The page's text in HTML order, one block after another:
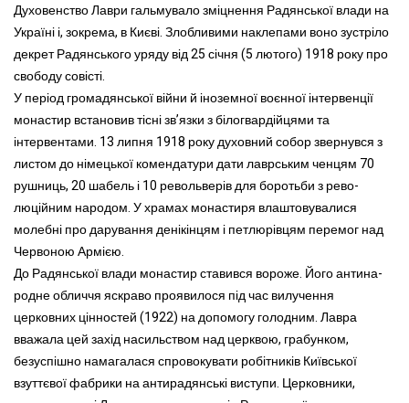
Духовенство Лаври гальмувало зміцнення Радянської влади на
Україні і, зокрема, в Києві. Злобливими наклепами воно зустріло
декрет Радянського уряду від 25 січня (5 лютого) 1918 року про
свободу совісті.
У період громадянської війни й іноземної воєнної інтервенції
монастир встановив тісні зв’язки з білогвардійцями та
інтервентами. 13 липня 1918 року духовний собор звернувся з
листом до німецької комендатури дати лаврським ченцям 70
рушниць, 20 шабель і 10 револьверів для боротьби з рево-
люційним народом. У храмах монастиря влаштовувалися
молебні про дарування денікінцям і петлюрівцям перемог над
Червоною Армією.
До Радянської влади монастир ставився вороже. Його антина-
родне обличчя яскраво проявилося під час вилучення
церковних цінностей (1922) на допомогу голодним. Лавра
вважала цей захід насильством над церквою, грабунком,
безуспішно намагалася спровокувати робітників Київської
взуттєвої фабрики на антирадянські виступи. Церковники,